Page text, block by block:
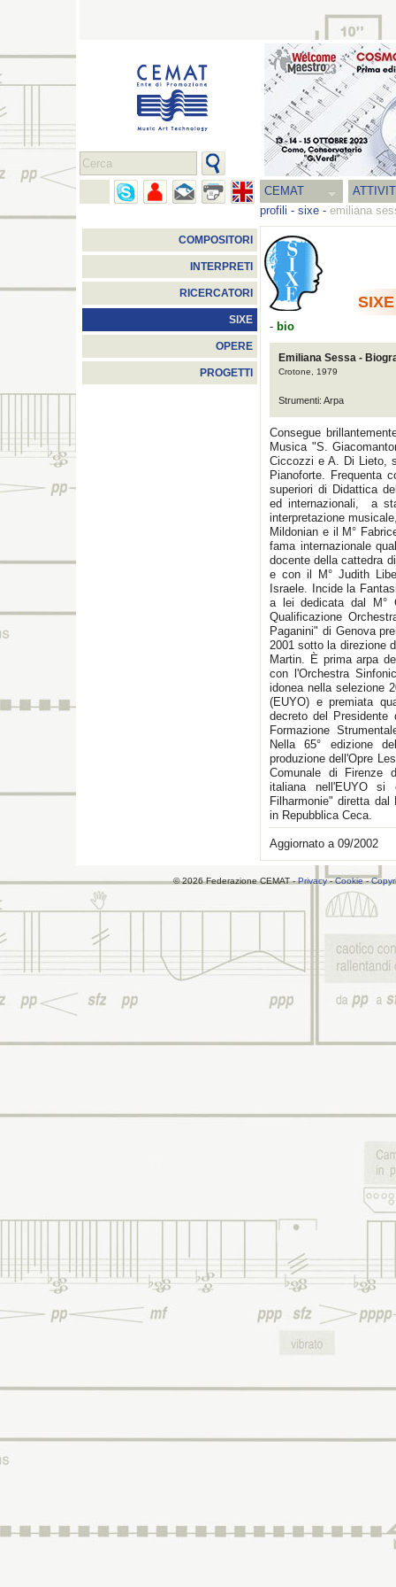
CEMAT
profili - sixe - emiliana
COMPOSITORI
INTERPRETI
RICERCATORI
SIXE
OPERE
PROGETTI
SIXE
- bio
Emiliana Sessa -
Crotone, 1979
Strumenti: Arpa
Consegue
Musica "S.
Ciccozzi e A. Di Lieto,
Pianoforte. Frequenta
superiori di Didattica
ed internazionali, a
interpretazione
Mildonian e il M°
fama internazionale
docente della cattedra
e con il M° Judith
Israele. Incide la
a lei dedicata dal M°
Qualificazione
Paganini" di Genova
2001 sotto la direzione
Martin. È prima arpa
con l'Orchestra
idonea nella selezione
(EUYO) e premiata
decreto del
Formazione
Nella 65° edizione
produzione dell'Opre
Comunale di Firenze
italiana nell'EUYO si
Filharmonie" diretta
in Repubblica Ceca.
Aggiornato a 09/2002
© 2026 Federazione CEMAT -Privacy-Cookie-